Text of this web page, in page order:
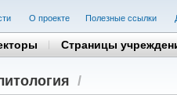
О проекте Полезные cсылки
Страницы
/